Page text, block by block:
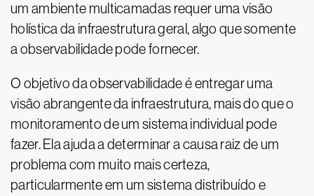
um ambiente multicamadas requer uma visão
holística da infraestrutura geral, algo que somente
a observabilidade pode fornecer.
O objetivo da observabilidade é entregar uma
visão abrangente da infraestrutura, mais do que o
monitoramento de um sistema individual pode
fazer. Ela ajuda a determinar a causa raiz de um
problema com muito mais certeza,
particularmente em um sistema distribuído e